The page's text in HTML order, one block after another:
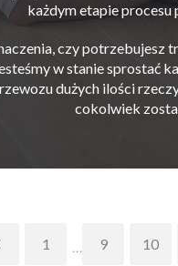
każdym etapie
czy potrzebujesz
w stanie sprostać
dużych ilości
cokolwiek
1 … 9 10